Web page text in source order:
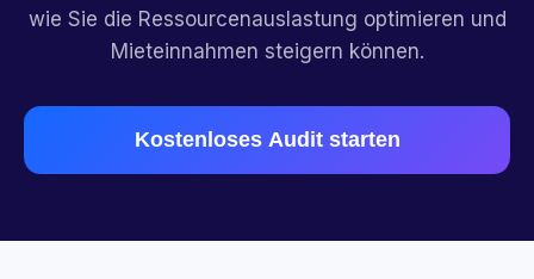
wie Sie die Ressourcenauslastung optimieren und
Mieteinnahmen steigern können.
Kostenloses Audit starten